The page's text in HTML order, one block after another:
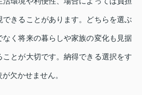
きることがあります。どちらを選ぶ
なく将来の暮らしや家族の変化も見据
ことが大切です。納得できる選択をす
欠かせません。